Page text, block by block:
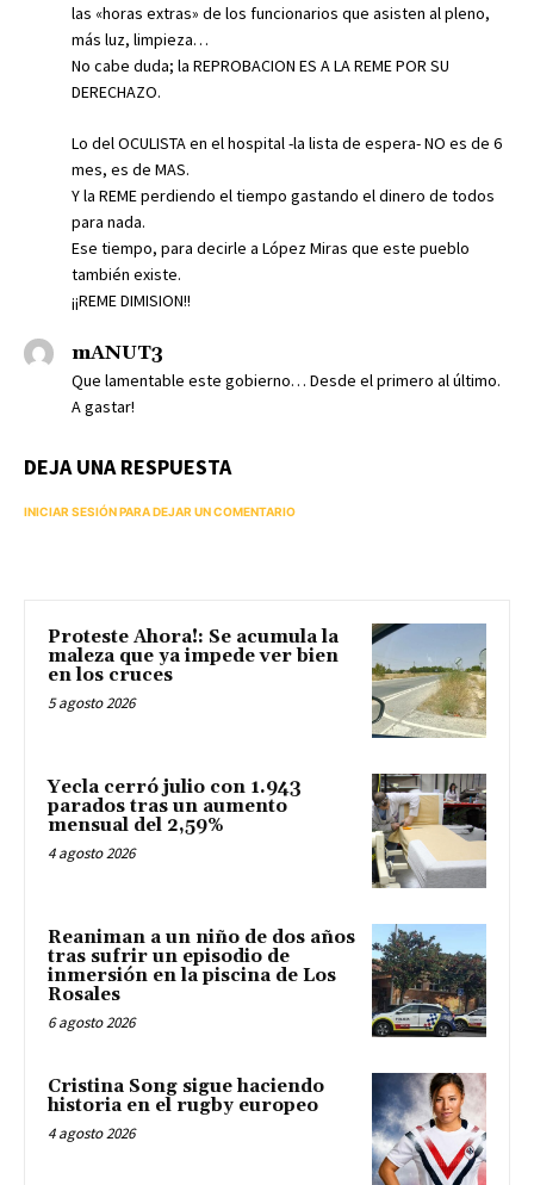
las «horas extras» de los funcionarios que asisten al pleno,
más luz, limpieza…
No cabe duda; la REPROBACION ES A LA REME POR SU
DERECHAZO.
Lo del OCULISTA en el hospital -la lista de espera- NO es de 6
mes, es de MAS.
Y la REME perdiendo el tiempo gastando el dinero de todos
para nada.
Ese tiempo, para decirle a López Miras que este pueblo
también existe.
¡¡REME DIMISION!!
mANUT3
Que lamentable este gobierno… Desde el primero al último.
A gastar!
DEJA UNA RESPUESTA
INICIAR SESIÓN PARA DEJAR UN COMENTARIO
Proteste Ahora!: Se acumula la
maleza que ya impede ver bien
en los cruces
5 agosto 2026
Yecla cerró julio con 1.943
parados tras un aumento
mensual del 2,59%
4 agosto 2026
Reaniman a un niño de dos años
tras sufrir un episodio de
inmersión en la piscina de Los
Rosales
6 agosto 2026
Cristina Song sigue haciendo
historia en el rugby europeo
4 agosto 2026